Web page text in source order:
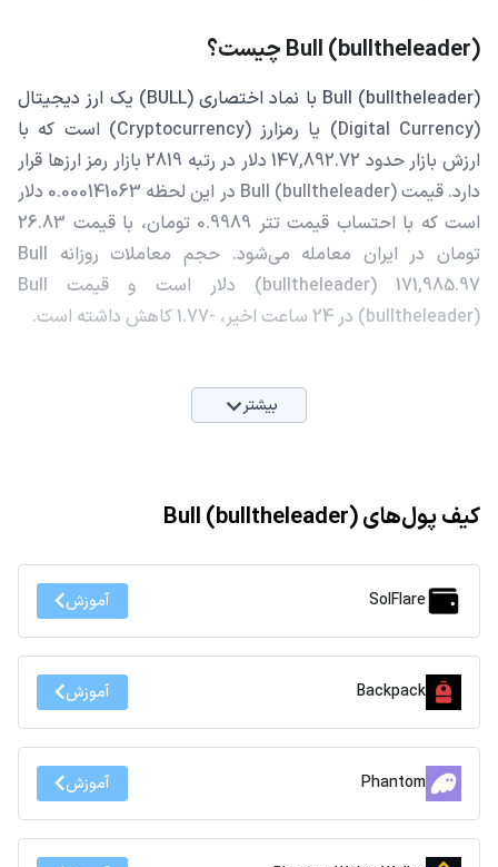
Bull (bulltheleader) چیست؟
Bull (bulltheleader) با نماد اختصاری (BULL) یک ارز دیجیتال
(Digital Currency) یا رمزارز (Cryptocurrency) است که با
ارزش بازار حدود 147,892.72 دلار در رتبه 2819 بازار رمز ارزها قرار
دارد. قیمت Bull (bulltheleader) در این لحظه 0.000141063 دلار
است که با احتساب قیمت تتر 0.9989 تومان، با قیمت 26.83
تومان در ایران معامله می‌شود. حجم معاملات روزانه Bull
(bulltheleader) 171,985.97 دلار است و قیمت Bull
(bulltheleader) در 24 ساعت اخیر، -1.77 کاهش داشته است.
بیشتر
کیف پول‌های Bull (bulltheleader)
SolFlare آموزش
Backpack آموزش
Phantom آموزش